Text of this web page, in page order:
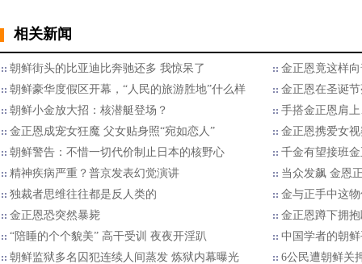
相关新闻
朝鲜街头的比亚迪比奔驰还多 我惊呆了
金正恩竟这样
朝鲜豪华度假区开幕，“人民的旅游胜地”什么样
金正恩在圣诞
朝鲜小金放大招：核潜艇登场？
手搭金正恩肩
金正恩成宠女狂魔 父女贴身照“宛如恋人”
金正恩携爱女
朝鲜警告：不惜一切代价制止日本的核野心
千金有望接班
精神疾病严重？普京发表幻觉演讲
当众发飙 金恩
独裁者思维往往都是反人类的
金与正手中这
金正恩恐突然暴毙
金正恩蹲下拥
“陪睡的个个貌美” 高干受训 夜夜开淫趴
中国学者的朝
朝鲜监狱多名囚犯连续人间蒸发 炼狱内幕曝光
6公民遭朝鲜关